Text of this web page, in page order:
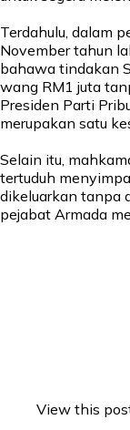
Terdahulu, dalam
November tahun
bahawa tindakan
wang RM1 juta
Presiden Parti
merupakan satu
Selain itu,
tertuduh
dikeluarkan tanpa
pejabat Armada
View this